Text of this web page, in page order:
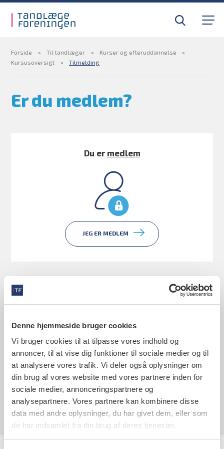
Denne hjemmeside bruger cookies
Vi bruger cookies til at tilpasse vores indhold og
annoncer, til at vise dig funktioner til sociale medier og til
at analysere vores trafik. Vi deler også oplysninger om
din brug af vores website med vores partnere inden for
sociale medier, annonceringspartnere og
analysepartnere. Vores partnere kan kombinere disse
data med andre oplysninger, du har givet dem, eller som
de har indsamlet fra din brug af deres tjenester.
Til tandlæger
Medlemsfordele
BLIV MEDLEM
Forside Til tandlæger
Kurser og efteruddannelse
Kursusoversigt
Tilmelding
Er du medlem?
Du er medlem
JEG ER MEDLEM
JEG ER IKKE MEDLEM